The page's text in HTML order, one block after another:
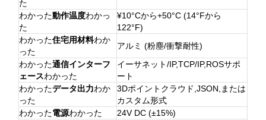
た
わかった動作温度わかっ
た
¥10°Cから+50°C (14°Fから
122°F)
わかった住宅用材料わか
った
アルミ (粉塵/衝撃耐性)
わかった通信インターフ
ェースわかった
イーサネット/IP,TCP/IP,ROSサポ
ート
わかったデータ出力わか
った
3Dポイントクラウド,JSON,または
カスタム形式
わかった電源わかった
24V DC (±15%)